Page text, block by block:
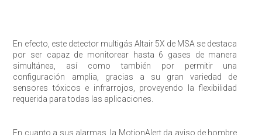
En efecto, este detector multigás Altair 5X de MSA se destaca
por ser capaz de monitorear hasta 6 gases de manera
simultánea, así como también por permitir una
configuración amplia, gracias a su gran variedad de
sensores tóxicos e infrarrojos, proveyendo la flexibilidad
requerida para todas las aplicaciones.
En cuanto a sus alarmas, la MotionAlert da aviso de hombre